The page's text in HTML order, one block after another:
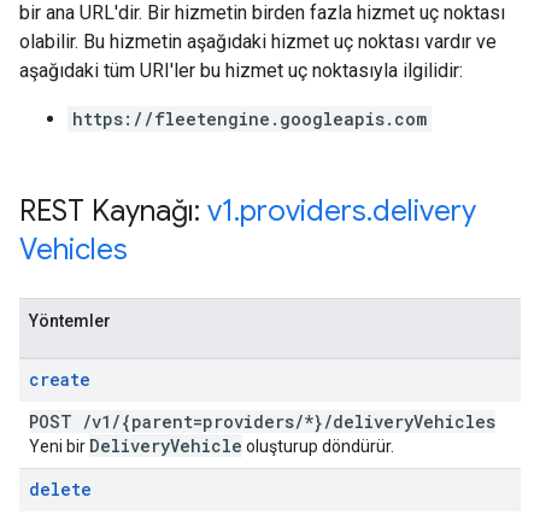
bir ana URL'dir. Bir hizmetin birden fazla hizmet uç noktası
olabilir. Bu hizmetin aşağıdaki hizmet uç noktası vardır ve
aşağıdaki tüm URI'ler bu hizmet uç noktasıyla ilgilidir:
https://fleetengine.googleapis.com
REST Kaynağı: v1.providers.delivery
Vehicles
Yöntemler
create
POST /v1 /{parent=providers/*}/deliveryVehicles
Yeni bir DeliveryVehicle oluşturup döndürür.
delete